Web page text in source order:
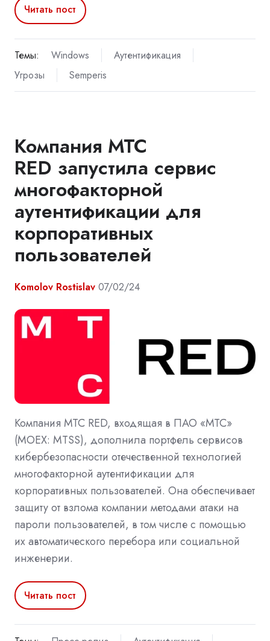
Читать пост
Темы: Windows
Аутентификация
Угрозы
Semperis
Компания МТС
RED запустила сервис
многофакторной
аутентификации для
корпоративных
пользователей
Komolov Rostislav 07/02/24
Компания МТС RED, входящая в ПАО «МТС»
(MOEX: MTSS), дополнила портфель сервисов
кибербезопасности отечественной технологией
многофакторной аутентификации для
корпоративных пользователей. Она обеспечивает
защиту от взлома компании методами атаки на
пароли пользователей, в том числе с помощью
их автоматического перебора или социальной
инженерии.
Читать пост